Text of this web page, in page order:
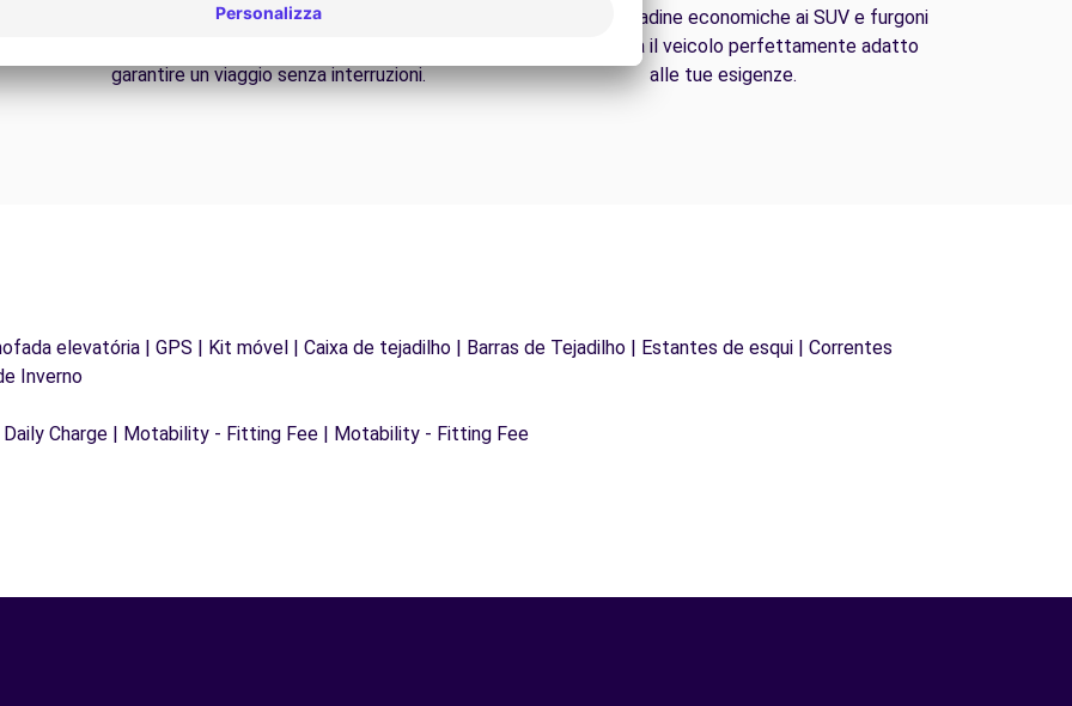
Problemi sulla strada? Il nostro servizio di
garantire un viaggio senza interruzioni.
Dalle auto cittadine economiche ai SUV e furgoni
familiari, trova il veicolo perfettamente adatto
alle tue esigenze.
elevatória | GPS | Kit móvel | Caixa de tejadilho | Barras de Tejadilho | Estantes de esqui | Correntes
Inverno
Charge | Motability - Fitting Fee | Motability - Fitting Fee